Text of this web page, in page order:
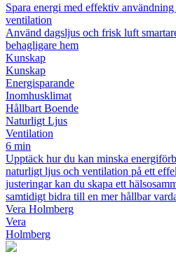
Spara energi med effektiv
ventilation
Använd dagsljus och frisk luft
behagligare hem
Kunskap
Kunskap
Energisparande
Inomhusklimat
Hållbart Boende
Naturligt Ljus
Ventilation
6 min
Upptäck hur du kan minska
naturligt ljus och ventilation på ett
justeringar kan du skapa ett
samtidigt bidra till en mer hållbar
Vera Holmberg
Vera
Holmberg